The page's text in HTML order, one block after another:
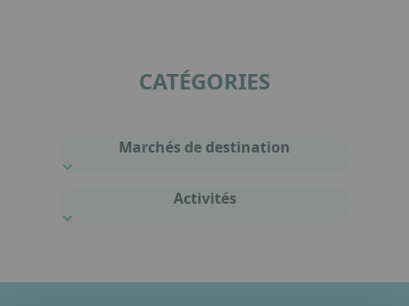
CATÉGORIES
Marchés de destination
Activités